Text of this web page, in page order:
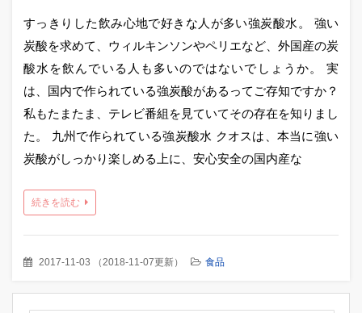
すっきりした飲み心地で好きな人が多い強炭酸水。 強い
炭酸を求めて、ウィルキンソンやペリエなど、外国産の炭
酸水を飲んでいる人も多いのではないでしょうか。 実
は、国内で作られている強炭酸があるってご存知ですか？
私もたまたま、テレビ番組を見ていてその存在を知りまし
た。 九州で作られている強炭酸水 クオスは、本当に強い
炭酸がしっかり楽しめる上に、安心安全の国内産な
続きを読む
2017-11-03 （ 2018-11-07更新） 食品